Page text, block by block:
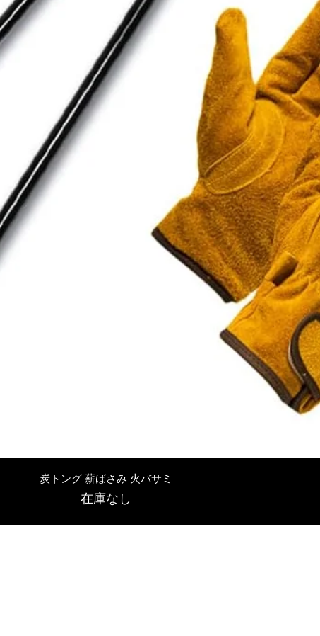
クイックビュー
炭トング 薪ばさみ 火バサミ
在庫なし